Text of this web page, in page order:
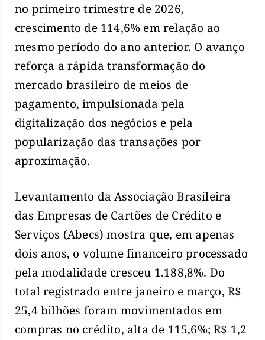
no primeiro trimestre de 2026,
crescimento de 114,6% em relação ao
mesmo período do ano anterior. O avanço
reforça a rápida transformação do
mercado brasileiro de meios de
pagamento, impulsionada pela
digitalização dos negócios e pela
popularização das transações por
aproximação.
Levantamento da Associação Brasileira
das Empresas de Cartões de Crédito e
Serviços (Abecs) mostra que, em apenas
dois anos, o volume financeiro processado
pela modalidade cresceu 1.188,8%. Do
total registrado entre janeiro e março, R$
25,4 bilhões foram movimentados em
compras no crédito, alta de 115,6%; R$ 1,2